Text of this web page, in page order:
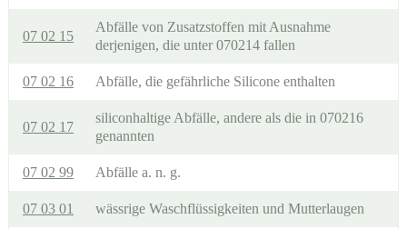
07 02 15
Abfälle von Zusatzstoffen mit Ausnahme
derjenigen, die unter 070214 fallen
07 02 16 Abfälle, die gefährliche Silicone enthalten
07 02 17
siliconhaltige Abfälle, andere als die in 070216
genannten
07 02 99 Abfälle a. n. g.
07 03 01 wässrige Waschflüssigkeiten und Mutterlaugen